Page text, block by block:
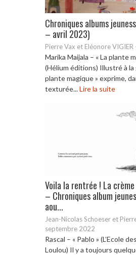
Chroniques albums
– avril 2023)
Pierre Vax et Eléonore VIGIER
Marika Maijala – « La plante
(Hélium éditions) Illustré à la
plante magique » exprime,
texturée...Lire la suite
Voila la rentrée ! La
– Chroniques album
aou...
Jean-Nicolas Schoeser et
septembre 2022
Rascal – « Pablo » (L’Ecole
Loulou) Il y a toujours